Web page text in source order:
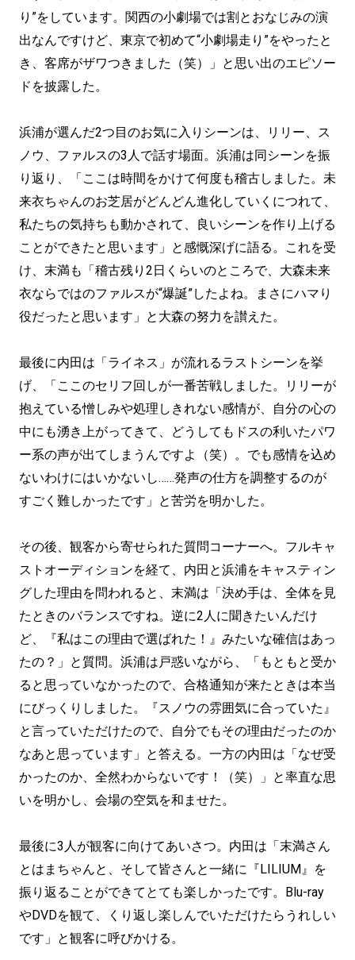
り”をしています。関西の小劇場では割とおなじみの演
出なんですけど、東京で初めて“小劇場走り”をやったと
き、客席がザワつきました（笑）」と思い出のエピソー
ドを披露した。
浜浦が選んだ2つ目のお気に入りシーンは、リリー、ス
ノウ、ファルスの3人で話す場面。浜浦は同シーンを振
り返り、「ここは時間をかけて何度も稽古しました。未
来衣ちゃんのお芝居がどんどん進化していくにつれて、
私たちの気持ちも動かされて、良いシーンを作り上げる
ことができたと思います」と感慨深げに語る。これを受
け、末満も「稽古残り2日くらいのところで、大森未来
衣ならではのファルスが“爆誕”したよね。まさにハマり
役だったと思います」と大森の努力を讃えた。
最後に内田は「ライネス」が流れるラストシーンを挙
げ、「ここのセリフ回しが一番苦戦しました。リリーが
抱えている憎しみや処理しきれない感情が、自分の心の
中にも湧き上がってきて、どうしてもドスの利いたパワ
ー系の声が出てしまうんですよ（笑）。でも感情を込め
ないわけにはいかないし……発声の仕方を調整するのが
すごく難しかったです」と苦労を明かした。
その後、観客から寄せられた質問コーナーへ。フルキャ
ストオーディションを経て、内田と浜浦をキャスティン
グした理由を問われると、末満は「決め手は、全体を見
たときのバランスですね。逆に2人に聞きたいんだけ
ど、『私はこの理由で選ばれた！』みたいな確信はあっ
たの？」と質問。浜浦は戸惑いながら、「もともと受か
ると思っていなかったので、合格通知が来たときは本当
にびっくりしました。『スノウの雰囲気に合っていた』
と言っていただけたので、自分でもその理由だったのか
なあと思っています」と答える。一方の内田は「なぜ受
かったのか、全然わからないです！（笑）」と率直な思
いを明かし、会場の空気を和ませた。
最後に3人が観客に向けてあいさつ。内田は「末満さん
とはまちゃんと、そして皆さんと一緒に『LILIUM』を
振り返ることができてとても楽しかったです。Blu-ray
やDVDを観て、くり返し楽しんでいただけたらうれしい
です」と観客に呼びかける。